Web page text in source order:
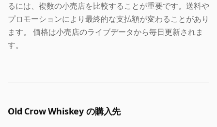
るには、複数の小売店を比較することが重要です。送料や
プロモーションにより最終的な支払額が変わることがあり
ます。 価格は小売店のライブデータから毎日更新されま
す。
Old Crow Whiskey の購入先